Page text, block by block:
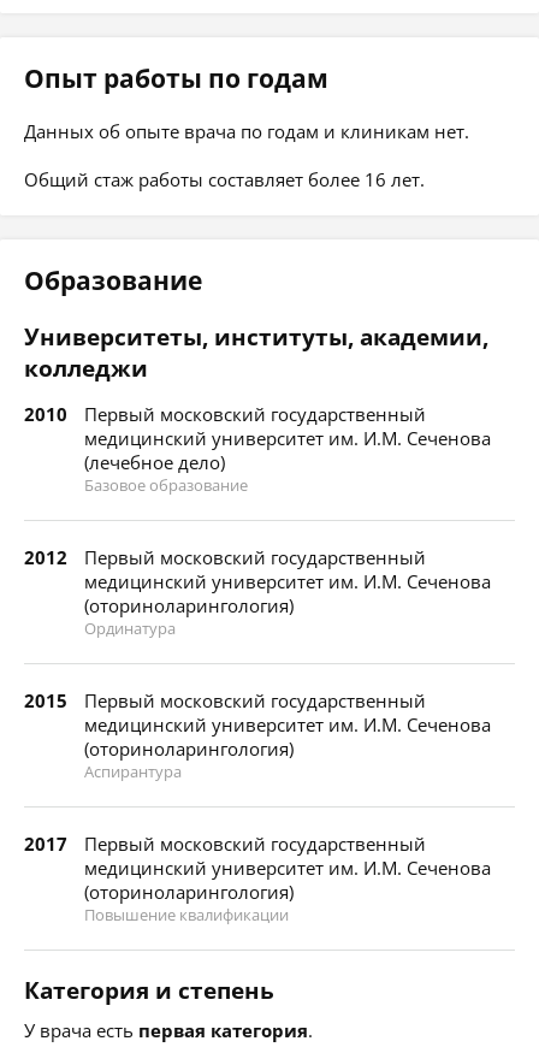
Опыт работы по годам
Данных об опыте врача по годам и клиникам нет.
Общий стаж работы составляет более 16 лет.
Образование
Университеты, институты, академии,
колледжи
2010
Первый московский государственный
медицинский университет им. И.М. Сеченова
(лечебное дело)
Базовое образование
2012
Первый московский государственный
медицинский университет им. И.М. Сеченова
(оториноларингология)
Ординатура
2015
Первый московский государственный
медицинский университет им. И.М. Сеченова
(оториноларингология)
Аспирантура
2017
Первый московский государственный
медицинский университет им. И.М. Сеченова
(оториноларингология)
Повышение квалификации
Категория и степень
У врача есть первая категория.